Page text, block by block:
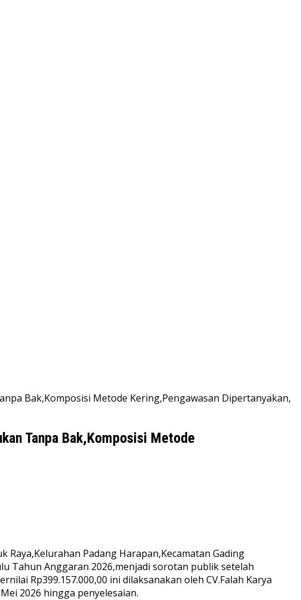
Bak,Komposisi Metode Kering,Pengawasan Dipertanyakan,
Tanpa Bak,Komposisi Metode
Padang Harapan,Kecamatan Gading
Tahun Anggaran 2026,menjadi sorotan publik setelah
Rp399.157.000,00 ini dilaksanakan oleh CV.Falah Karya
2026 hingga penyelesaian.